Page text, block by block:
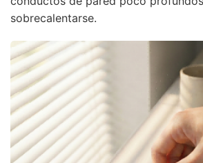
sobrecalentarse.